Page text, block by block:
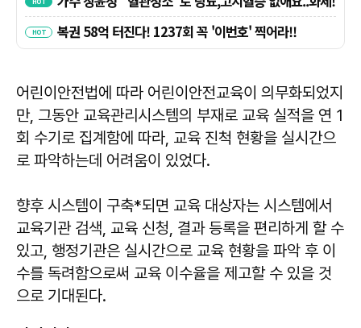
어린이안전법에 따라 어린이안전교육이 의무화되었지
만, 그동안 교육관리시스템의 부재로 교육 실적을 연 1
회 수기로 집계함에 따라, 교육 진척 현황을 실시간으
로 파악하는데 어려움이 있었다.
향후 시스템이 구축*되면 교육 대상자는 시스템에서
교육기관 검색, 교육 신청, 결과 등록을 편리하게 할 수
있고, 행정기관은 실시간으로 교육 현황을 파악 후 이
수를 독려함으로써 교육 이수율을 제고할 수 있을 것
으로 기대된다.